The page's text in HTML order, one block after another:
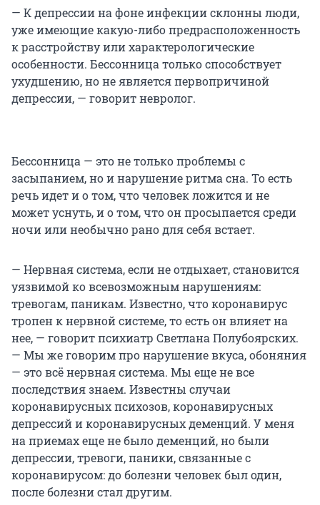
— К депрессии на фоне инфекции склонны люди,
уже имеющие какую-либо предрасположенность
к расстройству или характерологические
особенности. Бессонница только способствует
ухудшению, но не является первопричиной
депрессии, — говорит невролог.
Бессонница — это не только проблемы с
засыпанием, но и нарушение ритма сна. То есть
речь идет и о том, что человек ложится и не
может уснуть, и о том, что он просыпается среди
ночи или необычно рано для себя встает.
— Нервная система, если не отдыхает, становится
уязвимой ко всевозможным нарушениям:
тревогам, паникам. Известно, что коронавирус
тропен к нервной системе, то есть он влияет на
нее, — говорит психиатр Светлана Полубоярских.
— Мы же говорим про нарушение вкуса, обоняния
— это всё нервная система. Мы еще не все
последствия знаем. Известны случаи
коронавирусных психозов, коронавирусных
депрессий и коронавирусных деменций. У меня
на приемах еще не было деменций, но были
депрессии, тревоги, паники, связанные с
коронавирусом: до болезни человек был один,
после болезни стал другим.